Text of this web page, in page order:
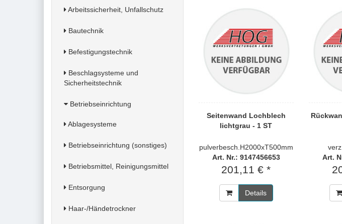
Arbeitssicherheit, Unfallschutz
Bautechnik
Befestigungstechnik
Beschlagsysteme und
Sicherheitstechnik
Betriebseinrichtung
Ablagesysteme
Betriebseinrichtung (sonstiges)
Betriebsmittel, Reinigungsmittel
Entsorgung
Haar-/Händetrockner
Seitenwand Lochblech
lichtgrau - 1 ST
pulverbesch.H2000xT500mm
Art. Nr.: 9147456653
201,11 € *
Details
Art.